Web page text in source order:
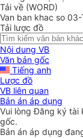
Tải về (WORD)
Van ban khac so
Tải lược đồ
Nội dung VB
Văn bản gốc
Tiếng anh
Lược đồ
VB liên quan
Bản án áp dụng
Vui lòngĐăng ký tài
gốc.
Bản án áp dụng